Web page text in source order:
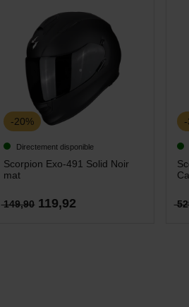
-20%
Directement disponible
Scorpion Exo-491 Solid Noir
mat
149,90119,92